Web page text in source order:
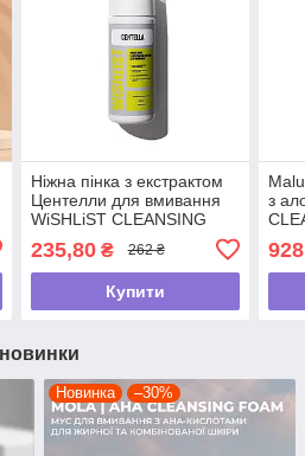
Ніжна пінка з екстрактом
Центелли для вмивання
WiSHLiST CLEANSING
235,80₴ 262 ₴
Купити
з
новинки
Новинка –30%